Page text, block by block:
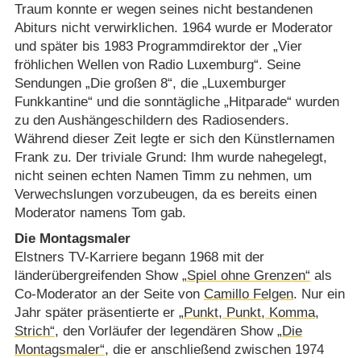
Traum konnte er wegen seines nicht bestandenen
Abiturs nicht verwirklichen. 1964 wurde er Moderator
und später bis 1983 Programmdirektor der „Vier
fröhlichen Wellen von Radio Luxemburg“. Seine
Sendungen „Die großen 8“, die „Luxemburger
Funkkantine“ und die sonntägliche „Hitparade“ wurden
zu den Aushängeschildern des Radiosenders.
Während dieser Zeit legte er sich den Künstlernamen
Frank zu. Der triviale Grund: Ihm wurde nahegelegt,
nicht seinen echten Namen Timm zu nehmen, um
Verwechslungen vorzubeugen, da es bereits einen
Moderator namens Tom gab.
Die Montagsmaler
Elstners TV-Karriere begann 1968 mit der
länderübergreifenden Show „Spiel ohne Grenzen“ als
Co-Moderator an der Seite von Camillo Felgen. Nur ein
Jahr später präsentierte er „Punkt, Punkt, Komma,
Strich“, den Vorläufer der legendären Show „Die
Montagsmaler“, die er anschließend zwischen 1974